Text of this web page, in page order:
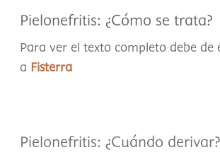
Pielonefritis: ¿Cómo se trata?
Para ver el texto completo debe de
a Fisterra
Pielonefritis: ¿Cuándo derivar?